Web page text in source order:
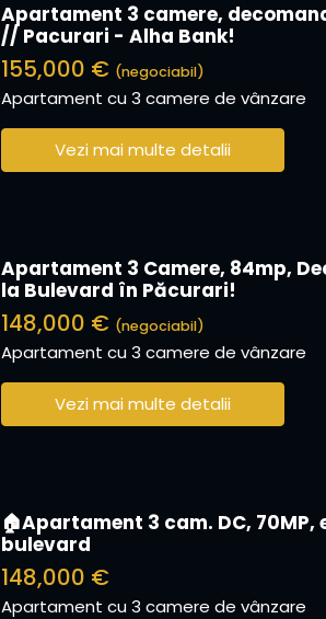
Apartament 3 camere,
// Pacurari - Alha Bank!
155,000 € (negociabil)
Apartament cu 3 camere de vânzare
Vezi mai multe detalii
Apartament 3 Camere, 84mp,
la Bulevard în Păcurari!
148,000 € (negociabil)
Apartament cu 3 camere de vânzare
Vezi mai multe detalii
🏠Apartament 3 cam. DC,
bulevard
148,000 €
Apartament cu 3 camere de vânzare